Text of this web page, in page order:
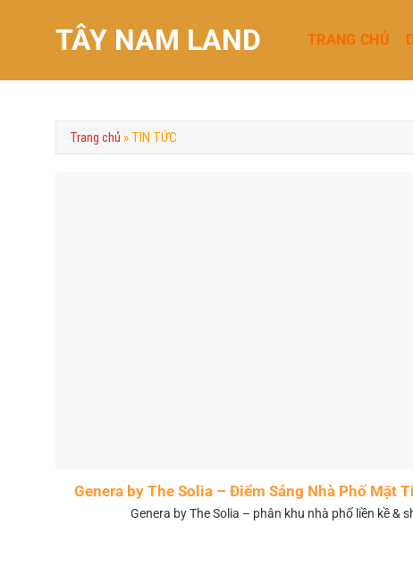
dung
TÂY NAM LAND TRANG CHỦ
Trang chủ » TIN TỨC
Genera by The Solia – Điểm Sáng Nhà Phố Mặt
Genera by The Solia – phân khu nhà phố liền kề &